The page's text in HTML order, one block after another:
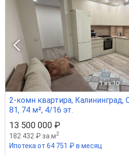
1 из 10
2-комн квартира, Калининград,
81, 74 м², 4/16 эт.
13 500 000 ₽
182 432 ₽ за м2
Ипотека от 64 751 ₽ в месяц